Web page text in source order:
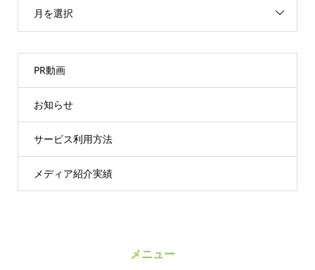
月を選択
PR動画
お知らせ
サービス利用方法
メディア紹介実績
メニュー